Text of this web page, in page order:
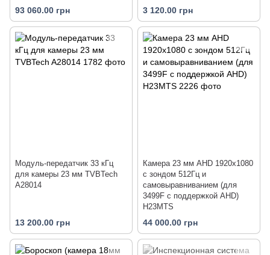
93 060.00 грн 3 120.00 грн
Модуль-передатчик 33 кГц
для камеры 23 мм TVBTech
A28014
13 200.00 грн
Камера 23 мм AHD 1920x1080
с зондом 512Гц и
самовыравниванием (для
3499F с поддержкой AHD)
H23MTS
44 000.00 грн